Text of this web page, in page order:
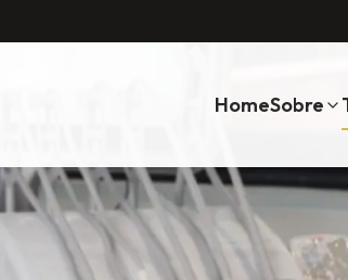
HomeSobre